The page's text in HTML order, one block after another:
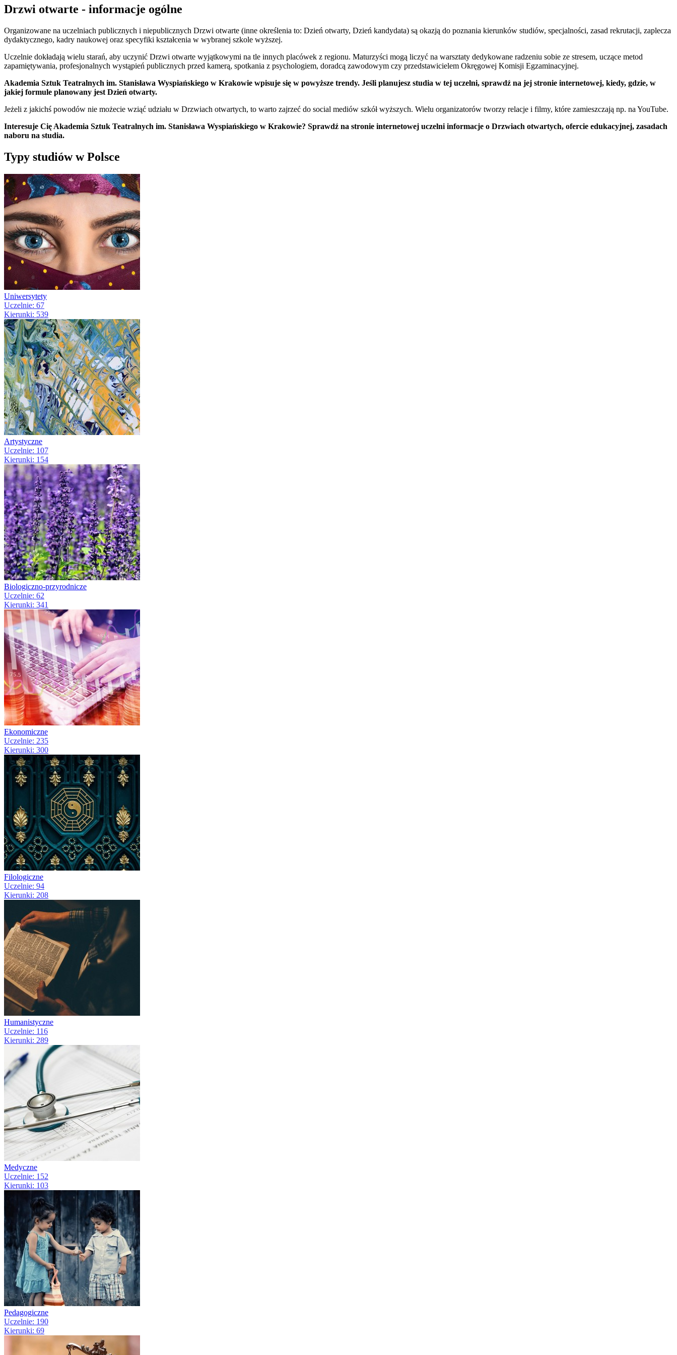
Drzwi otwarte - informacje ogólne
Organizowane na uczelniach publicznych i niepublicznych Drzwi otwarte (inne określenia to: Dzień otwarty, Dzień kandydata) są okazją do poznania kierunków studiów, specjalności, zasad rekrutacji, zaplecza
dydaktycznego, kadry naukowej oraz specyfiki kształcenia w wybranej szkole wyższej.
Uczelnie dokładają wielu starań, aby uczynić Drzwi otwarte wyjątkowymi na tle innych placówek z regionu. Maturzyści mogą liczyć na warsztaty dedykowane radzeniu sobie ze stresem, uczące metod
zapamiętywania, profesjonalnych wystąpień publicznych przed kamerą, spotkania z psychologiem, doradcą zawodowym czy przedstawicielem Okręgowej Komisji Egzaminacyjnej.
Akademia Sztuk Teatralnych im. Stanisława Wyspiańskiego w Krakowie wpisuje się w powyższe trendy. Jeśli planujesz studia w tej uczelni, sprawdź na jej stronie internetowej, kiedy, gdzie, w
jakiej formule planowany jest Dzień otwarty.
Jeżeli z jakichś powodów nie możecie wziąć udziału w Drzwiach otwartych, to warto zajrzeć do social mediów szkół wyższych. Wielu organizatorów tworzy relacje i filmy, które zamieszczają np. na YouTube.
Interesuje Cię Akademia Sztuk Teatralnych im. Stanisława Wyspiańskiego w Krakowie? Sprawdź na stronie internetowej uczelni informacje o Drzwiach otwartych, ofercie edukacyjnej, zasadach
naboru na studia.
Typy studiów w Polsce
Uniwersytety
Uczelnie: 67
Kierunki: 539
Artystyczne
Uczelnie: 107
Kierunki: 154
Biologiczno-przyrodnicze
Uczelnie: 62
Kierunki: 341
Ekonomiczne
Uczelnie: 235
Kierunki: 300
Filologiczne
Uczelnie: 94
Kierunki: 208
Humanistyczne
Uczelnie: 116
Kierunki: 289
Medyczne
Uczelnie: 152
Kierunki: 103
Pedagogiczne
Uczelnie: 190
Kierunki: 69